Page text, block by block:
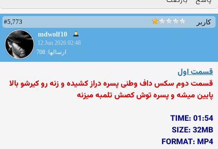
کاربر
#5,773
mdwolf10
12 Jun 2026 02:48
ارسالها: 708
قسمت اول
قسمت دوم سکس داف وطنی پسره دراز کشیده و زنه رو کیرشو بالا
پایین میشه و پسره توش کصش تلمبه میزنه
TIME: 01:54
SIZE: 32MB
FORMAT: MP4